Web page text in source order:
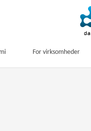
For virksomheder